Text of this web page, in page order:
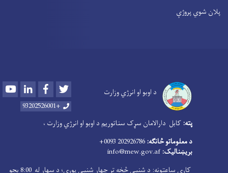
پلان شوي پروژې
د اوبو او انرژي وزارت YoutubeLinkedInFacebook
+93202526001
پته: کابل دارالامان سړک سناتوریم د اوبو او انرژي وزارت ،
د معلوماتو څانګه: 202926786 0093+
بریښنالیک: info@mew.gov.af
کاري ساعتونه: د شنبې څخه تر چهار شنبې پورې؛ د سهار له 8:00 بجو